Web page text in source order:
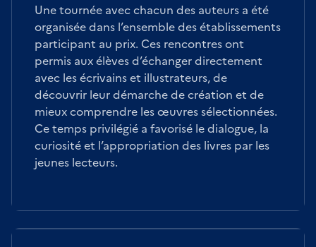
Une tournée avec chacun des auteurs a été
organisée dans l’ensemble des établissements
participant au prix. Ces rencontres ont
permis aux élèves d’échanger directement
avec les écrivains et illustrateurs, de
découvrir leur démarche de création et de
mieux comprendre les œuvres sélectionnées.
Ce temps privilégié a favorisé le dialogue, la
curiosité et l’appropriation des livres par les
jeunes lecteurs.